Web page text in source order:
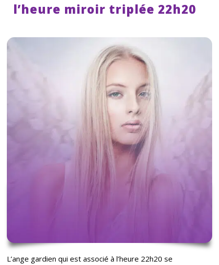
l’heure miroir triplée 22h20
L’ange gardien qui est associé à l’heure 22h20 se